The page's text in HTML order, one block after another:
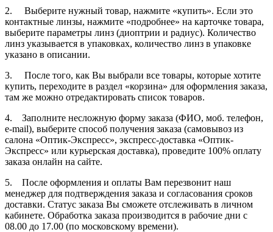
2. Выберите нужный товар, нажмите «купить». Если это
контактные линзы, нажмите «подробнее» на карточке товара,
выберите параметры линз (диоптрии и радиус). Количество
линз указывается в упаковках, количество линз в упаковке
указано в описании.
3. После того, как Вы выбрали все товары, которые хотите
купить, переходите в раздел «корзина» для оформления заказа,
там же можно отредактировать список товаров.
4. Заполните несложную форму заказа (ФИО, моб. телефон,
e-mail), выберите способ получения заказа (самовывоз из
салона «Оптик-Экспресс», экспресс-доставка «Оптик-
Экспресс» или курьерская доставка), проведите 100% оплату
заказа онлайн на сайте.
5. После оформления и оплаты Вам перезвонит наш
менеджер для подтверждения заказа и согласования сроков
доставки. Статус заказа Вы сможете отслеживать в личном
кабинете. Обработка заказа производится в рабочие дни с
08.00 до 17.00 (по московскому времени).